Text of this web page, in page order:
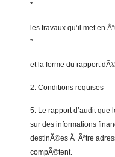
*
les travaux qu’il met en
*
et la forme du rapport
2. Conditions requises
5. Le rapport d’audit
sur des informations
destinÃ©es Ã Ãªtre
compÃ©tent.